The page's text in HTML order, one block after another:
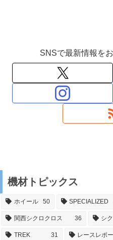
SNSで最新情報を
機材トピックス
ホイール 50 SPECIALIZED
関西シクロクロス 36 シ
TREK 31 レースレポ